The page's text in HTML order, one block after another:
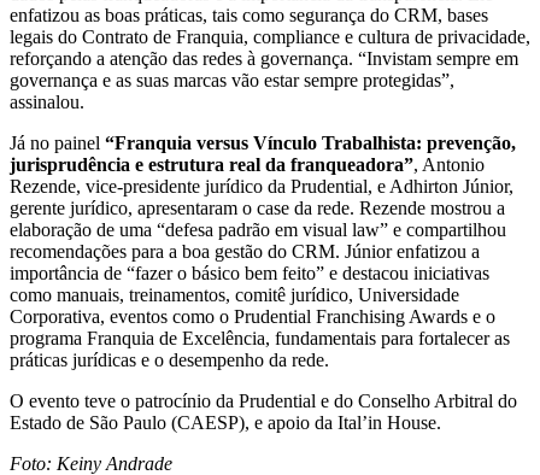
enfatizou as boas práticas, tais como segurança do CRM, bases
legais do Contrato de Franquia, compliance e cultura de privacidade,
reforçando a atenção das redes à governança. “Invistam sempre em
governança e as suas marcas vão estar sempre protegidas”,
assinalou.
Já no painel “Franquia versus Vínculo Trabalhista: prevenção,
jurisprudência e estrutura real da franqueadora”, Antonio
Rezende, vice-presidente jurídico da Prudential, e Adhirton Júnior,
gerente jurídico, apresentaram o case da rede. Rezende mostrou a
elaboração de uma “defesa padrão em visual law” e compartilhou
recomendações para a boa gestão do CRM. Júnior enfatizou a
importância de “fazer o básico bem feito” e destacou iniciativas
como manuais, treinamentos, comitê jurídico, Universidade
Corporativa, eventos como o Prudential Franchising Awards e o
programa Franquia de Excelência, fundamentais para fortalecer as
práticas jurídicas e o desempenho da rede.
O evento teve o patrocínio da Prudential e do Conselho Arbitral do
Estado de São Paulo (CAESP), e apoio da Ital’in House.
Foto: Keiny Andrade